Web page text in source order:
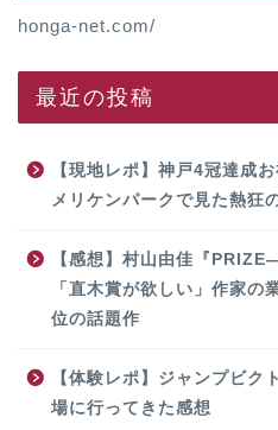
honga-net.com/
最近の投稿
【現地レポ】神戸4冠達成
メリケンパークで見た熱狂
【感想】村山由佳『
「直木賞が欲しい」作家
位の話題作
【体験レポ】ジャンプビ
場に行ってきた感想